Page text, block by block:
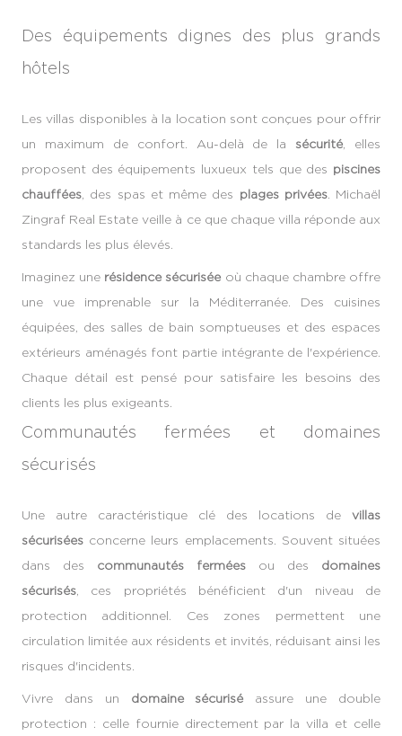
Des équipements dignes des plus grands
hôtels
Les villas disponibles à la location sont conçues pour offrir
un maximum de confort. Au-delà de la sécurité , elles
proposent des équipements luxueux tels que des piscines
chauffées , des spas et même des plages privées. Michaël
Zingraf Real Estate veille à ce que chaque villa réponde aux
standards les plus élevés.
Imaginez une résidence sécurisée où chaque chambre offre
une vue imprenable sur la Méditerranée. Des cuisines
équipées, des salles de bain somptueuses et des espaces
extérieurs aménagés font partie intégrante de l'expérience.
Chaque détail est pensé pour satisfaire les besoins des
clients les plus exigeants.
Communautés fermées et domaines
sécurisés
Une autre caractéristique clé des locations de villas
sécurisées concerne leurs emplacements. Souvent situées
dans des communautés fermées ou des domaines
sécurisés , ces propriétés bénéficient d'un niveau de
protection additionnel. Ces zones permettent une
circulation limitée aux résidents et invités, réduisant ainsi les
risques d'incidents.
Vivre dans un domaine sécurisé assure une double
protection : celle fournie directement par la villa et celle